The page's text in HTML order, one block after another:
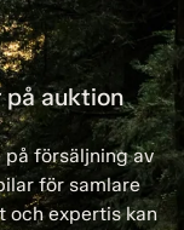
på auktion
försäljning av
för samlare
och expertis kan